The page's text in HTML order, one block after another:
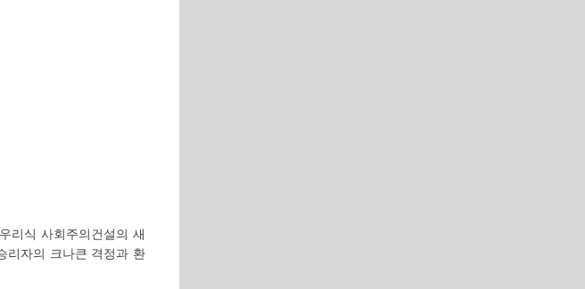
리식 사회주의건설의 새
리자의 크나큰 격정과 환